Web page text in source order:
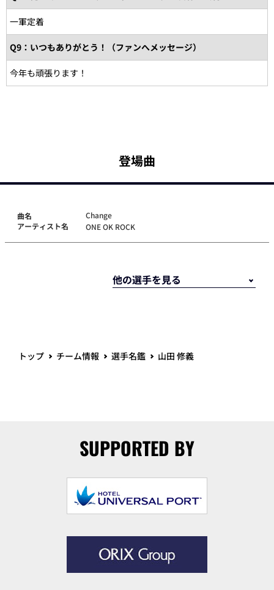
一軍定着
Q9：いつもありがとう！（ファンへメッセージ）
今年も頑張ります！
登場曲
曲名
アーティスト名
Change
ONE OK ROCK
トップ チーム情報 選手名鑑 山田 修義
SUPPORTED BY